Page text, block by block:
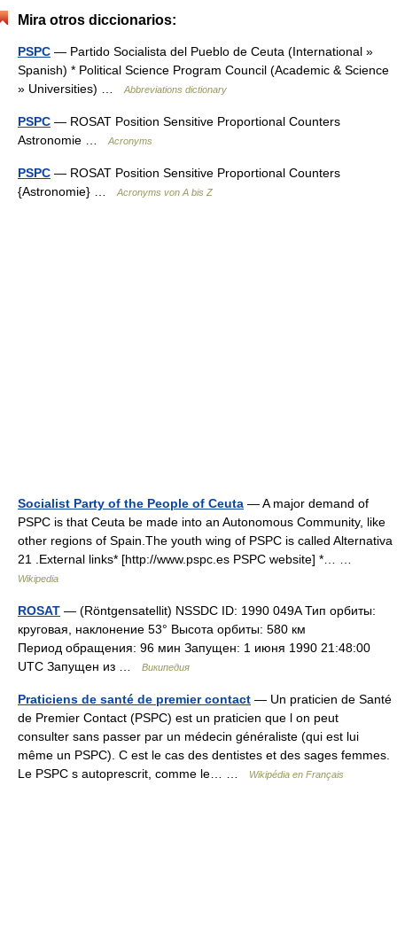
Mira otros diccionarios:
PSPC — Partido Socialista del Pueblo de Ceuta (International »
Spanish) * Political Science Program Council (Academic & Science
» Universities) …
Abbreviations dictionary
PSPC — ROSAT Position Sensitive Proportional Counters
Astronomie …
Acronyms
PSPC — ROSAT Position Sensitive Proportional Counters
{Astronomie} …
Acronyms von A bis Z
Socialist Party of the People of Ceuta — A major demand of
PSPC is that Ceuta be made into an Autonomous Community, like
other regions of Spain.The youth wing of PSPC is called Alternativa
21 .External links* [http://www.pspc.es PSPC website] *… …
Wikipedia
ROSAT — (Röntgensatellit) NSSDC ID: 1990 049A Тип орбиты:
круговая, наклонение 53° Высота орбиты: 580 км
Период обращения: 96 мин Запущен: 1 июня 1990 21:48:00
UTC Запущен из …
Википедия
Praticiens de santé de premier contact — Un praticien de Santé
de Premier Contact (PSPC) est un praticien que l on peut
consulter sans passer par un médecin généraliste (qui est lui
même un PSPC). C est le cas des dentistes et des sages femmes.
Le PSPC s autoprescrit, comme le… …
Wikipédia en Français